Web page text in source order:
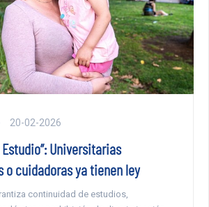
20-02-2026
Estudio”: Universitarias
o cuidadoras ya tienen ley
continuidad de estudios,